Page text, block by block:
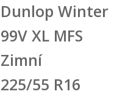
Dunlop Winter
99V XL MFS
Zimní
225/55 R16